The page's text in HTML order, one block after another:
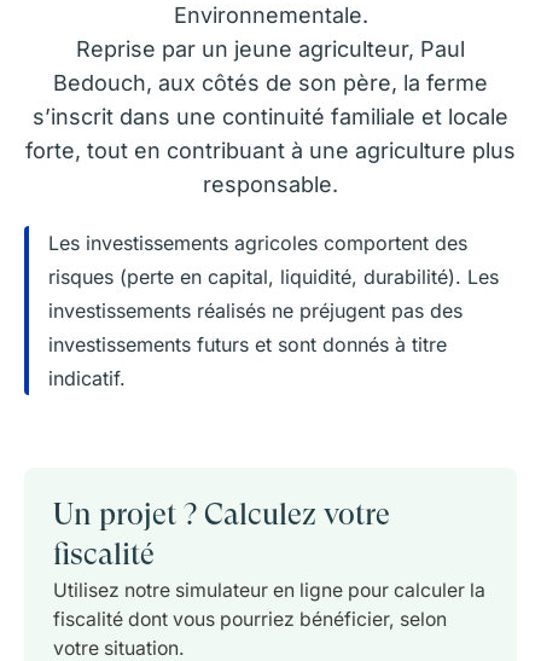
Environnementale.
Reprise par un jeune agriculteur, Paul
Bedouch, aux côtés de son père, la ferme
s’inscrit dans une continuité familiale et locale
forte, tout en contribuant à une agriculture plus
responsable.
Les investissements agricoles comportent des
risques (perte en capital, liquidité, durabilité). Les
investissements réalisés ne préjugent pas des
investissements futurs et sont donnés à titre
indicatif.
Un projet ? Calculez votre
fiscalité
Utilisez notre simulateur en ligne pour calculer la
fiscalité dont vous pourriez bénéficier, selon
votre situation.